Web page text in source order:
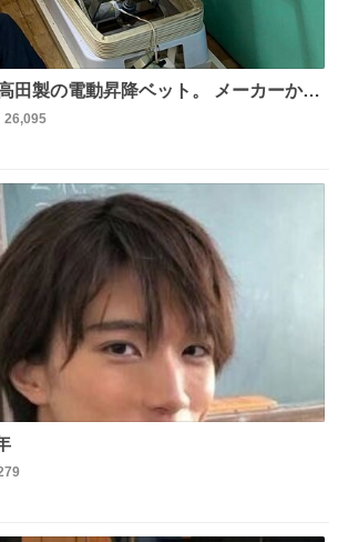
の電動昇降ベット。 メーカーから
見事に85歳の父が治しま
理している横で、
26,095